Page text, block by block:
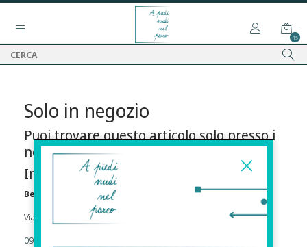
15
Solo in negozio
Puoi trovare questo articolo solo presso i
nostri punti vendita:
Info contatti
Before s.r.l.s.
Via Della Maestranza , 23 96100 Siracusa
09311962373